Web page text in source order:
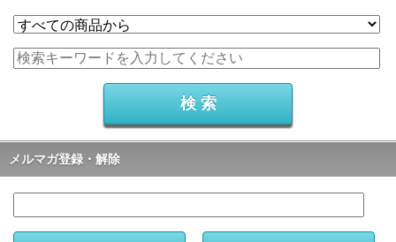
メルマガ登録・解除